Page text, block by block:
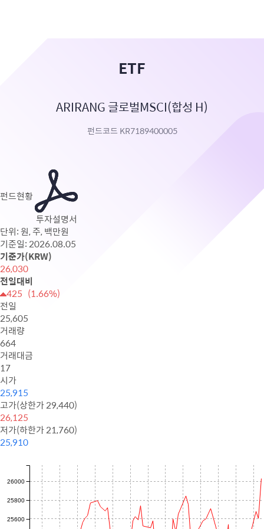
ETF
ARIRANG 글로벌MSCI(합성 H)
펀드코드 KR7189400005
펀드현황
투자설명서
단위: 원, 주, 백만원
기준일: 2026.08.05
기준가(KRW)
26,030
전일대비
425 (1.66%)
전일
25,605
거래량
664
거래대금
17
시가
25,915
고가(상한가 29,440)
26,125
저가(하한가 21,760)
25,910
25600
25800
26000